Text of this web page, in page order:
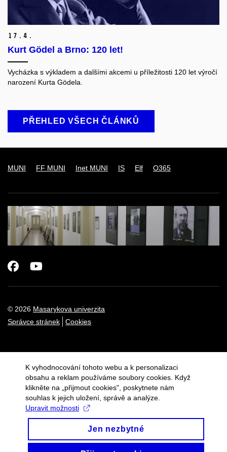
17. 4.
Kurt Gödel a Brno: 120 let!
Vycházka s výkladem a dalšími akcemi u příležitosti 120 let výročí
narození Kurta Gödela.
PŘEHLED VŠECH ČLÁNKŮ
MUNI FF MUNI Inet MUNI IS Elf O365
© 2026 Masarykova univerzita
Správce stránek
Cookies
Facebook
K vyhodnocování tohoto webu a k personalizaci
obsahu a reklam používáme soubory cookies. Když
klikněte na „přijmout cookies", poskytnete nám
souhlas k jejich uložení, správě a analýze.
Upravit možnosti
Jen nezbytné